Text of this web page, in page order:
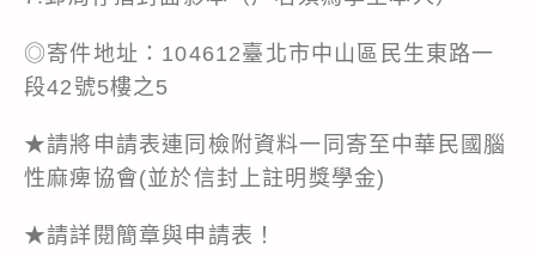
◎寄件地址：104612臺北市中山區民生東路一
段42號5樓之5
★請將申請表連同檢附資料一同寄至中華民國腦
性麻痺協會(並於信封上註明獎學金)
★請詳閱簡章與申請表！